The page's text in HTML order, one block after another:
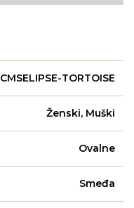
CMSELIPSE-TORTOISE
Ženski, Muški
Ovalne
Smeđa